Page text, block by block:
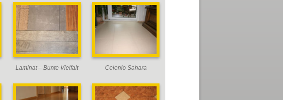
Laminat – Bunte Vielfalt Celenio Sahara